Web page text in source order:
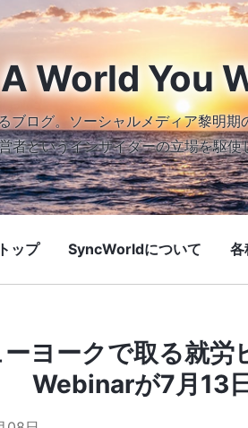
World You
ブログ。ソーシャルメディア黎明
者というインサイダーの立場を駆
ップ SyncWorldについて 各
ヨークで取る就労
Webinarが7月13